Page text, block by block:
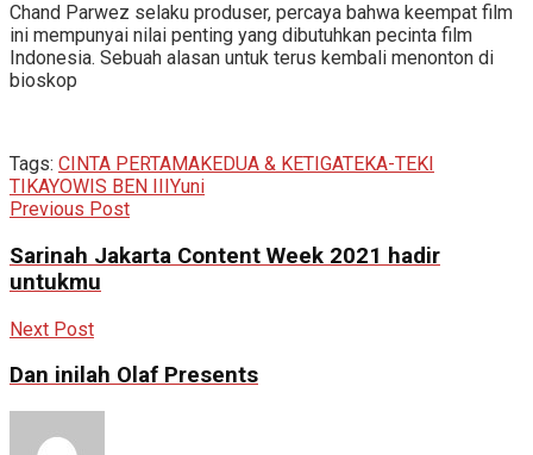
Chand Parwez selaku produser, percaya bahwa keempat film
ini mempunyai nilai penting yang dibutuhkan pecinta film
Indonesia. Sebuah alasan untuk terus kembali menonton di
bioskop
Tags: CINTA PERTAMAKEDUA & KETIGATEKA-TEKI
TIKAYOWIS BEN III Yuni
Previous Post
Sarinah Jakarta Content Week 2021 hadir
untukmu
Next Post
Dan inilah Olaf Presents